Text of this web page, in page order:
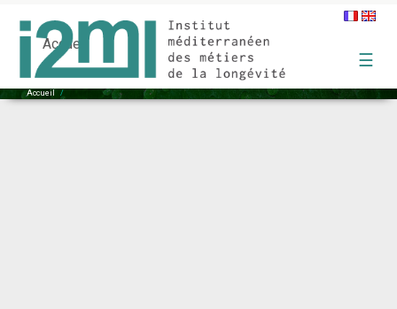
Accueil
☰
Traiteur_aux_halles_d’Avignon
Accueil /